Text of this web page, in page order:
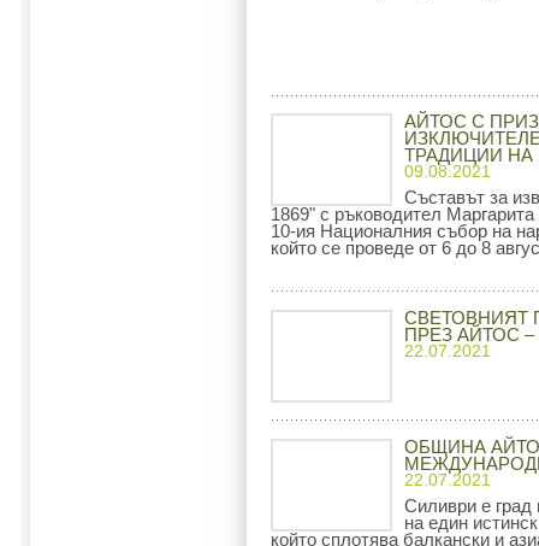
АЙТОС С
ТРАДИЦИИ НА
09.08.2021
Съставът за
1869" с ръководител
10-ия Националния събор на
който се проведе от 6 до 8
СВЕТОВНИЯТ
ПРЕЗ АЙТОС
22.07.2021
ОБЩИНА
22.07.2021
Силиври е град
на един
който сплотява балкански и